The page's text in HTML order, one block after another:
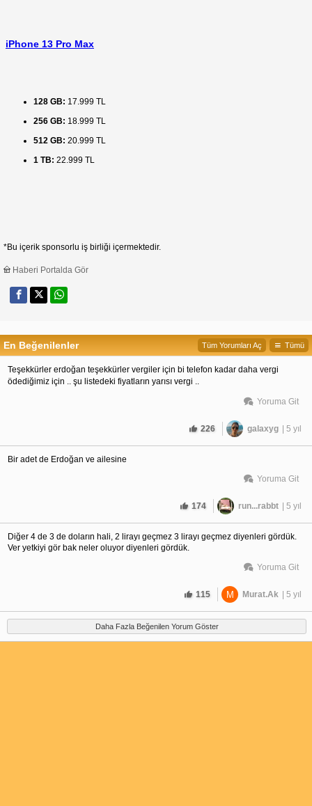
iPhone 13 Pro Max
128 GB: 17.999 TL
256 GB: 18.999 TL
512 GB: 20.999 TL
1 TB: 22.999 TL
*Bu içerik sponsorlu iş birliği içermektedir.
Haberi Portalda Gör
En Beğenilenler Tümü
Tüm Yorumları Aç
Teşekkürler erdoğan teşekkürler vergiler için bi telefon kadar daha vergi
ödediğimiz için .. şu listedeki fiyatların yarısı vergi ..
Yoruma Git
226 galaxyg | 5 yıl
Bir adet de Erdoğan ve ailesine
Yoruma Git
174 run...rabbt | 5 yıl
Diğer 4 de 3 de doların hali, 2 lirayı geçmez 3 lirayı geçmez diyenleri gördük.
Ver yetkiyi gör bak neler oluyor diyenleri gördük.
Yoruma Git
115 M Murat.Ak | 5 yıl
Daha Fazla Beğenilen Yorum Göster